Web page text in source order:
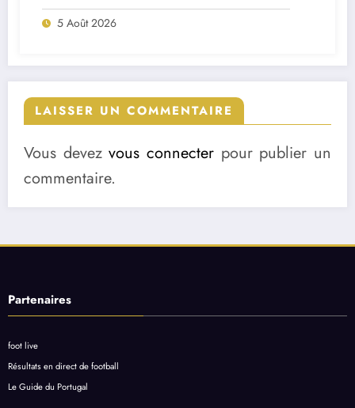
deux départs majeurs
5 Août 2026
LAISSER UN COMMENTAIRE
Vous devezvous connecter pour publier un
commentaire.
Partenaires
foot live
Résultats en direct de football
Le Guide du Portugal